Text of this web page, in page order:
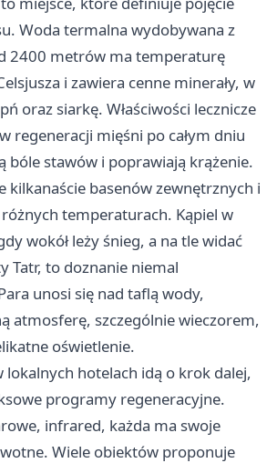
Woda termalna wydobywana z
2400 metrów ma temperaturę
i zawiera cenne minerały, w
oraz siarkę. Właściwości lecznicze
regeneracji mięśni po całym dniu
bóle stawów i poprawiają krążenie.
kilkanaście basenów zewnętrznych i
temperaturach. Kąpiel w
wokół leży śnieg, a na tle widać
Tatr, to doznanie niemal
unosi się nad taflą wody,
atmosferę, szczególnie wieczorem,
oświetlenie.
lokalnych hotelach idą o krok dalej,
programy regeneracyjne.
infrared, każda ma swoje
Wiele obiektów proponuje